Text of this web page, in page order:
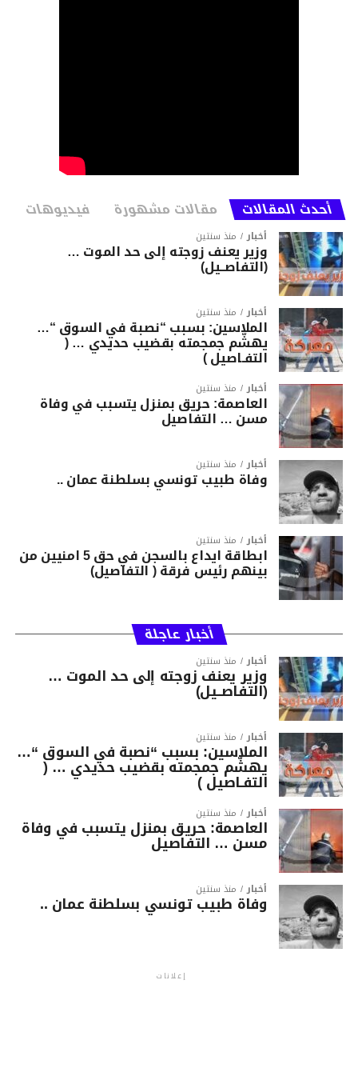
أحدث المقالات مقالات مشهورة فيديوهات
أخبار منذ سنتين
وزير يعنف زوجته إلى حد الموت …
(التفاصــيل)
أخبار منذ سنتين
الملاسين: بسبب “نصبة في السوق “…
يهشّم جمجمته بقضيب حديدي … (
التفـاصيل )
أخبار منذ سنتين
العاصمة: حريق بمنزل يتسبب في وفاة
مسن … التفاصيل
أخبار منذ سنتين
وفاة طبيب تونسي بسلطنة عمان ..
أخبار منذ سنتين
ابطاقة ايداع بالسجن في حق 5 امنيين من
بينهم رئيس فرقة ( التفاصيل)
أخبار عاجلة
أخبار منذ سنتين
وزير يعنف زوجته إلى حد الموت …
(التفاصــيل)
أخبار منذ سنتين
الملاسين: بسبب “نصبة في السوق “…
يهشّم جمجمته بقضيب حديدي … (
التفـاصيل )
أخبار منذ سنتين
العاصمة: حريق بمنزل يتسبب في وفاة
مسن … التفاصيل
أخبار منذ سنتين
وفاة طبيب تونسي بسلطنة عمان ..
إعلانات